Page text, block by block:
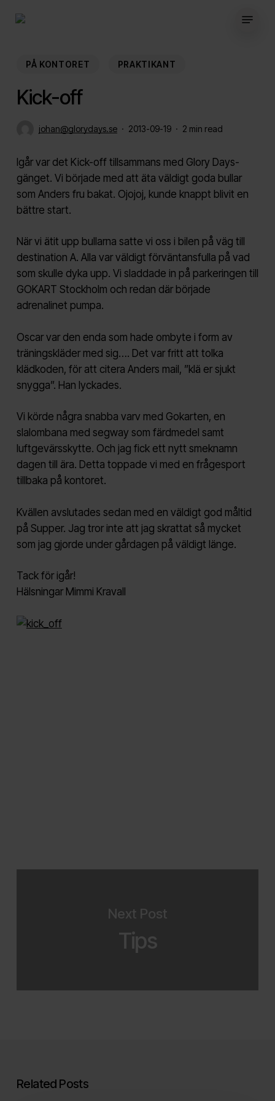
content
PÅ KONTORET PRAKTIKANT
Kick-off
johan@glorydays.se 2013-09-19 2 min read
Igår var det Kick-off tillsammans med Glory Days-
gänget. Vi började med att äta väldigt goda bullar
som Anders fru bakat. Ojojoj, kunde knappt blivit en
bättre start.
När vi ätit upp bullarna satte vi oss i bilen på väg till
destination A. Alla var väldigt förväntansfulla på vad
som skulle dyka upp. Vi sladdade in på parkeringen till
GOKART Stockholm och redan där började
adrenalinet pumpa.
Oscar var den enda som hade ombyte i form av
träningskläder med sig…. Det var fritt att tolka
klädkoden, för att citera Anders mail, ”klä er sjukt
snygga”. Han lyckades.
Vi körde några snabba varv med Gokarten, en
slalombana med segway som färdmedel samt
luftgevärsskytte. Och jag fick ett nytt smeknamn
dagen till ära. Detta toppade vi med en frågesport
tillbaka på kontoret.
Kvällen avslutades sedan med en väldigt god måltid
på Supper. Jag tror inte att jag skrattat så mycket
som jag gjorde under gårdagen på väldigt länge.
Tack för igår!
Hälsningar Mimmi Kravall
Next Post
Tips
Related Posts